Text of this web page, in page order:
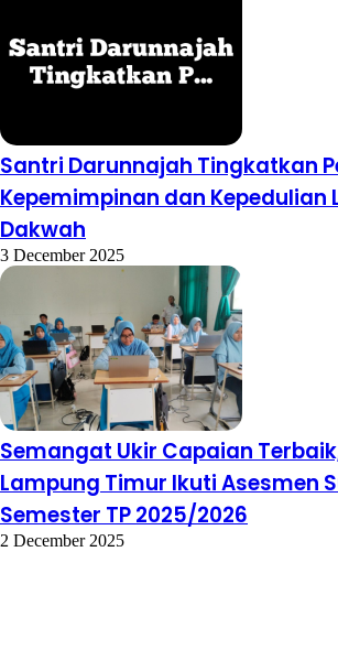
Santri Darunnajah Tingkatkan
Kepemimpinan dan Kepedulian
Dakwah
3 December 2025
Semangat Ukir Capaian
Lampung Timur Ikuti Asesmen
Semester TP 2025/2026
2 December 2025